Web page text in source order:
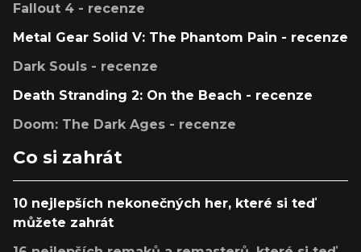
Fallout 4 - recenze
Metal Gear Solid V: The Phantom Pain - recenze
Dark Souls - recenze
Death Stranding 2: On the Beach - recenze
Doom: The Dark Ages - recenze
Co si zahrát
10 nejlepších nekonečných her, které si teď
můžete zahrát